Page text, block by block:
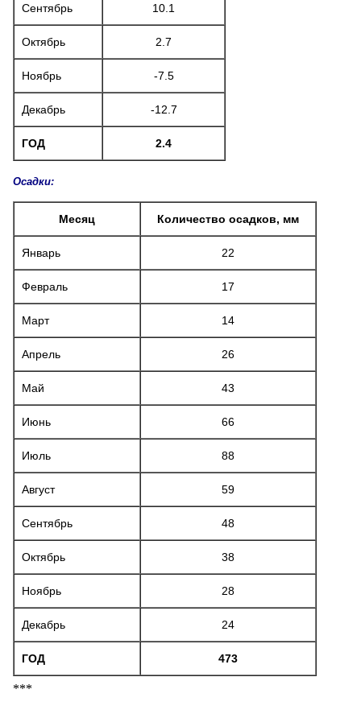
Сентябрь 10.1
Октябрь 2.7
Ноябрь -7.5
Декабрь -12.7
ГОД 2.4
Осадки:
Месяц Количество осадков, мм
Январь 22
Февраль 17
Март 14
Апрель 26
Май 43
Июнь 66
Июль 88
Август 59
Сентябрь 48
Октябрь 38
Ноябрь 28
Декабрь 24
ГОД 473
***